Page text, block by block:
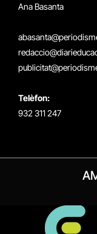
Ana Basanta
Telèfon:
932 311 247